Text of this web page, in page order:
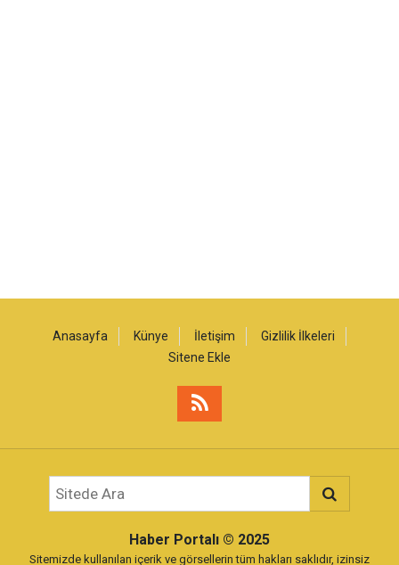
Anasayfa Künye İletişim
Gizlilik İlkeleri
Sitene Ekle
Haber Portalı © 2025
Sitemizde kullanılan içerik ve görsellerin tüm hakları saklıdır, izinsiz